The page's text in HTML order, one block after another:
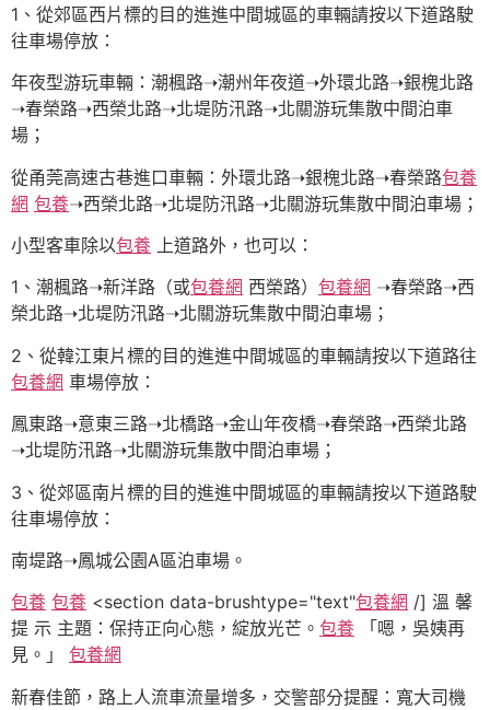
1、從郊區西片標的目的進進中間城區的車輛請按以下道路駛
往車場停放：
年夜型游玩車輛：潮楓路➝潮州年夜道➝外環北路➝銀槐北路
➝春榮路➝西榮北路➝北堤防汛路➝北關游玩集散中間泊車
場；
從甬莞高速古巷進口車輛：外環北路➝銀槐北路➝春榮路包養
網 包養➝西榮北路➝北堤防汛路➝北關游玩集散中間泊車場；
小型客車除以包養 上道路外，也可以：
1、潮楓路➝新洋路（或包養網 西榮路） 包養網 ➝春榮路➝西
榮北路➝北堤防汛路➝北關游玩集散中間泊車場；
2、從韓江東片標的目的進進中間城區的車輛請按以下道路往
包養網 車場停放：
鳳東路➝意東三路➝北橋路➝金山年夜橋➝春榮路➝西榮北路
➝北堤防汛路➝北關游玩集散中間泊車場；
3、從郊區南片標的目的進進中間城區的車輛請按以下道路駛
往車場停放：
南堤路➝鳳城公園A區泊車場。
包養 包養 <section data-brushtype="text"包養網 /] 溫 馨
提 示 主題：保持正向心態，綻放光芒。 包養 「嗯，吳姨再
見。」 包養網
新春佳節，路上人流車流量增多，交警部分提醒：寬大司機